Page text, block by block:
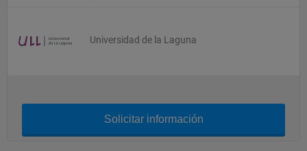
Universidad de la Laguna
Solicitar información